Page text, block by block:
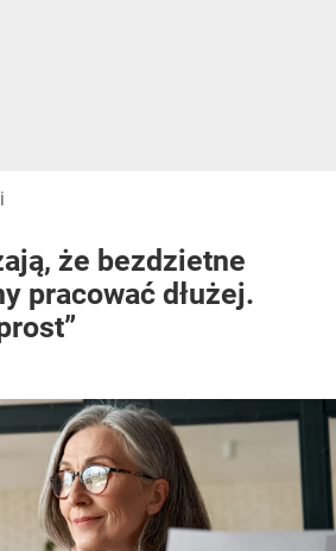
że bezdzietne
pracować dłużej.